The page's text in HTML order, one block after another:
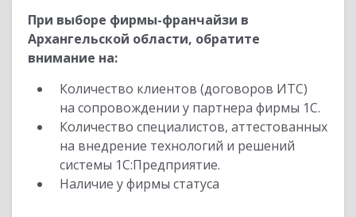
При выборе фирмы-франчайзи в
Архангельской области, обратите
внимание на:
Количество клиентов (договоров ИТС)
на сопровождении у партнера фирмы 1С.
Количество специалистов, аттестованных
на внедрение технологий и решений
системы 1С:Предприятие.
Наличие у фирмы статуса